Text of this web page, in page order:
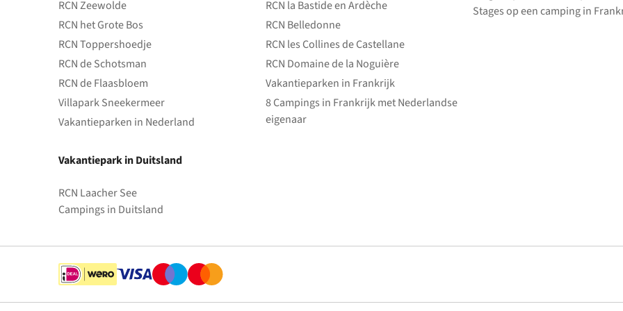
RCN Zeewolde
RCN het Grote Bos
RCN Toppershoedje
RCN de Schotsman
RCN de Flaasbloem
Villapark Sneekermeer
Vakantieparken in Nederland
Vakantiepark in Duitsland
RCN Laacher See
Campings in Duitsland
RCN la Bastide en Ardèche
RCN Belledonne
RCN les Collines de Castellane
RCN Domaine de la Noguière
Vakantieparken in Frankrijk
8 Campings in Frankrijk met Nederlandse
eigenaar
Stages op een camping in